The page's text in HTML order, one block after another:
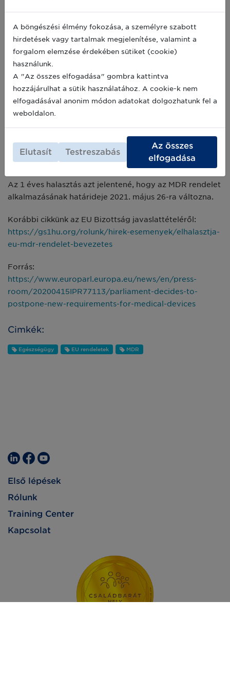
lehetővé teszi
számukra, hogy teljes
mértékben a
koronavírus válsággal
kapcsolatos prioritásokra összpontosíthassanak.
Ugyanakkor fontos kiemelni, hogy az EU Tagállamoknak
is jóvá kell hagyniuk a halasztási javaslatot, hogy az
léphessen az új intézkedés. Mindez legkésőbb 2020.
május 26-ig meg kell, hogy történjen ugyanis ez az MDR
jelenlegi határideje.
Az 1 éves halasztás azt jelentené, hogy az MDR rendelet
alkalmazásának határideje 2021. május 26-ra változna.
Korábbi cikkünk az EU Bizottság javaslattételéről:
https://gs1hu.org/rolunk/hirek-esemenyek/elhalasztja-
eu-mdr-rendelet-bevezetes
Forrás:
https://www.europarl.europa.eu/news/en/press-
room/20200415IPR77113/parliament-decides-to-
postpone-new-requirements-for-medical-devices
Cimkék:
Egészségügy EU rendeletek MDR
Első lépések
Rólunk
Training Center
Kapcsolat
A böngészési élmény fokozása, a személyre szabott
hirdetések vagy tartalmak megjelenítése, valamint a
forgalom elemzése érdekében sütiket (cookie)
használunk.
A "Az összes elfogadása" gombra kattintva
hozzájárulhat a sütik használatához. A cookie-k nem
elfogadásával anonim módon adatokat dolgozhatunk fel a
weboldalon.
Elutasít Testreszabás
Az összes
elfogadása